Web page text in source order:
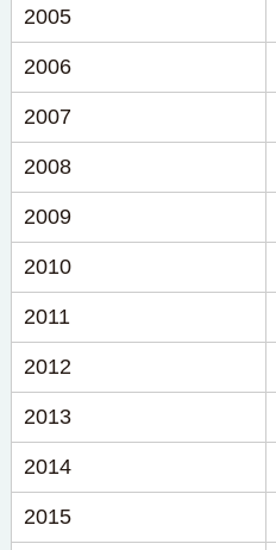
2005
2006
2007
2008
2009
2010
2011
2012
2013
2014
2015